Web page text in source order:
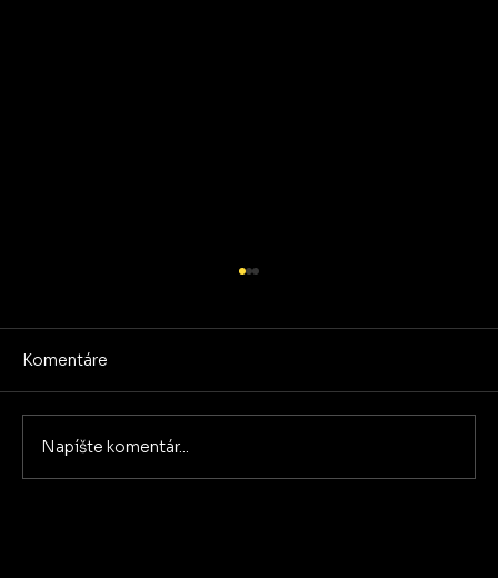
New Generation
Komentáre
Napíšte komentár...